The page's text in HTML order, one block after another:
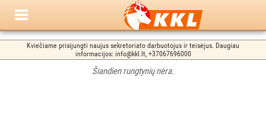
Kviečiame prisijungti naujus sekretoriato darbuotojus ir teisėjus. Daugiau
informacijos: info@kkl.lt, +37067696000
Šiandien rungtynių nėra.